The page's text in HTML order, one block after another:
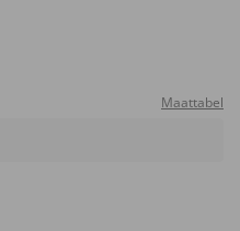
Maattabel